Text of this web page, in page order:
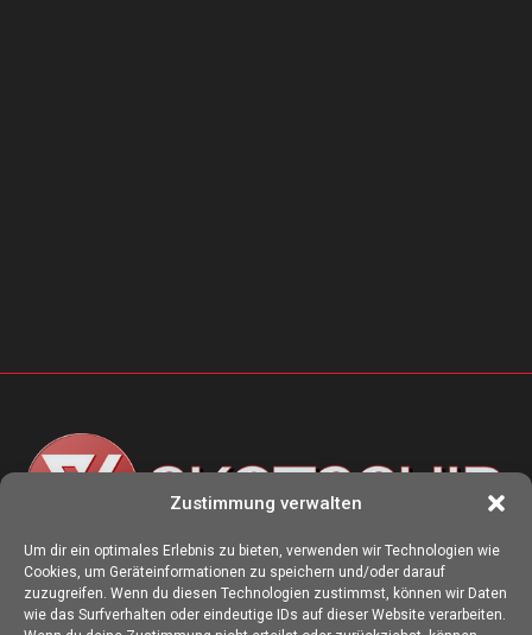
Zustimmung verwalten
Um dir ein optimales Erlebnis zu bieten, verwenden wir Technologien wie
Cookies, um Geräteinformationen zu speichern und/oder darauf
zuzugreifen. Wenn du diesen Technologien zustimmst, können wir Daten
wie das Surfverhalten oder eindeutige IDs auf dieser Website verarbeiten.
ÜBER UNS